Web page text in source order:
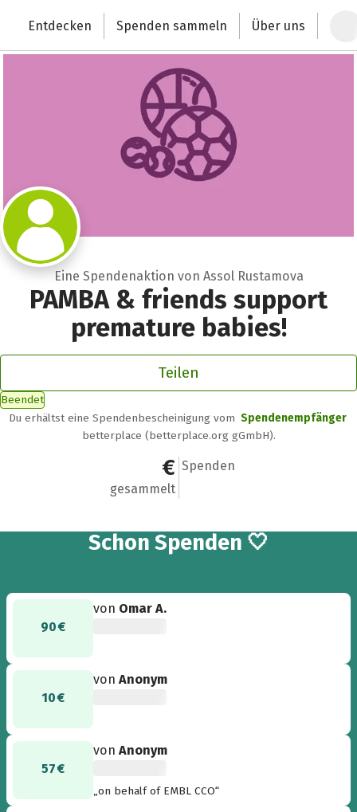
Deutschlands größte Spendenplattform
Entdecken Spenden sammeln Über uns
Eine Spendenaktion von Assol Rustamova
PAMBA & friends support
premature babies!
Teilen
Beendet
Du erhältst eine Spendenbescheinigung vom Spendenempfänger
betterplace (betterplace.org gGmbH).
365 €
gesammelt
9
Spenden
Schon 9
Spenden 🤍
90 €
von Omar A.
10 €
vonAnonym
57 €
vonAnonym
„on behalf of EMBL CCO“